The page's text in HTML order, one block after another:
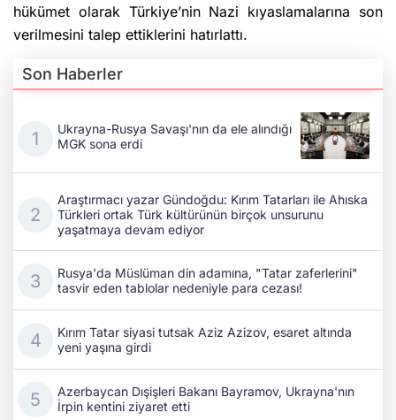
hükümet olarak Türkiye’nin Nazi kıyaslamalarına son
verilmesini talep ettiklerini hatırlattı.
Son Haberler
Ukrayna-Rusya Savaşı'nın da ele alındığı
MGK sona erdi
Araştırmacı yazar Gündoğdu: Kırım Tatarları ile Ahıska
Türkleri ortak Türk kültürünün birçok unsurunu
yaşatmaya devam ediyor
Rusya'da Müslüman din adamına, "Tatar zaferlerini"
tasvir eden tablolar nedeniyle para cezası!
Kırım Tatar siyasi tutsak Aziz Azizov, esaret altında
yeni yaşına girdi
Azerbaycan Dışişleri Bakanı Bayramov, Ukrayna'nın
İrpin kentini ziyaret etti